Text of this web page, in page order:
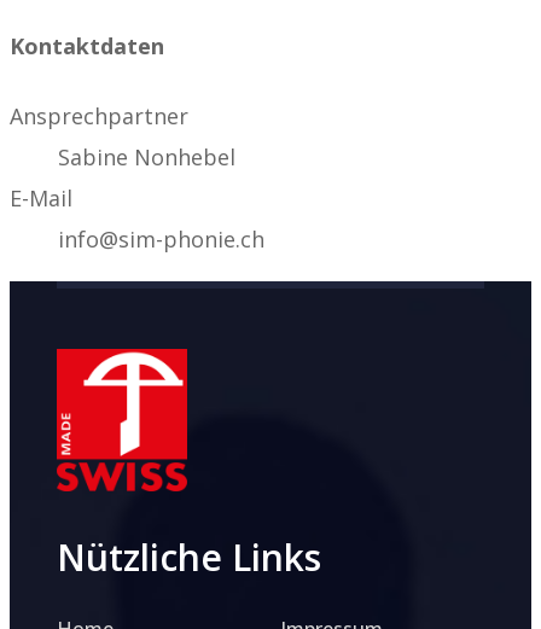
Kontaktdaten
Ansprechpartner
Sabine Nonhebel
E-Mail
info@sim-phonie.ch
Nützliche Links